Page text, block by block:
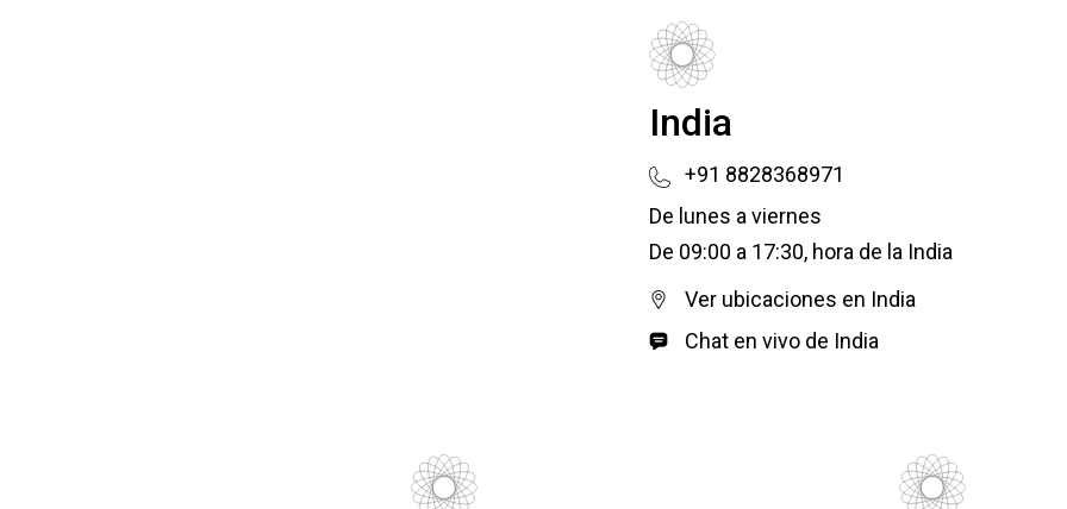
India
+91 8828368971
De lunes a viernes
De 09:00 a 17:30, hora de la India
Ver ubicaciones en India
Chat en vivo de India